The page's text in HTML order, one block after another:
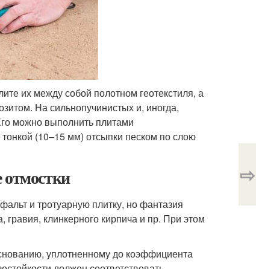
их между собой полотном геотекстиля, а
На сильнопучинистых и, иногда,
можно выполнить плитами
(10–15 мм) отсыпки песком по слою
и тротуарную плитку, но фантазия
гравия, клинкерного кирпича и пр. При этом
уплотненному до коэффициента
⇨